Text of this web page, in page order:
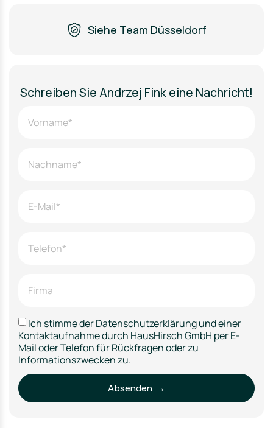
Siehe Team Düsseldorf
Schreiben Sie Andrzej Fink eine Nachricht!
Ich stimme der Datenschutzerklärung und einer
Kontaktaufnahme durch HausHirsch GmbH per E-
Mail oder Telefon für Rückfragen oder zu
Informationszwecken zu.
Absenden →